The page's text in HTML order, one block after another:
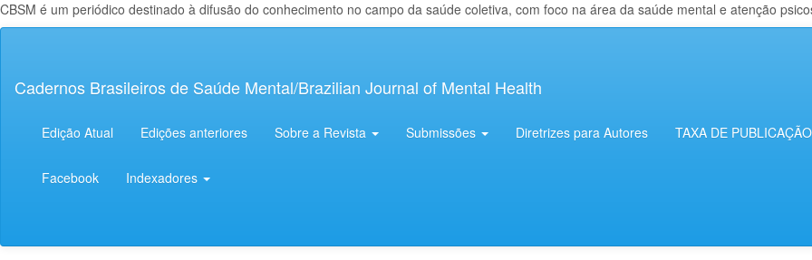
CBSM é um periódico destinado à difusão do conhecimento no campo da saúde coletiva, com foco na área da saúde mental e atenção
principal
Lateral
Cadernos Brasileiros de Saúde Mental/Brazilian Journal of Mental Health
Edição Atual Edições anteriores Sobre a Revista Submissões Diretrizes para Autores TAXA DE PUBLICAÇÃO
Facebook Indexadores